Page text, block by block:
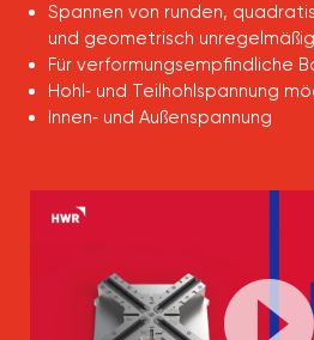
Spannen von runden,
und geometrisch
Für verformungsempfindliche
Hohl‐ und Teilhohlspannung
Innen‐ und Außenspannung